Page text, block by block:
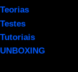
Teorias
Testes
Tutoriais
UNBOXING